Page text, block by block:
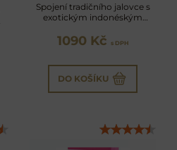
Spojení tradičního jalovce s
exotickým indonéským
1090 Kč s DPH
DO KOŠÍKU